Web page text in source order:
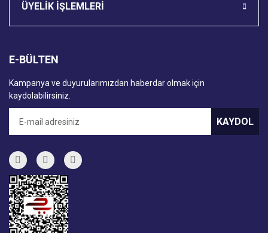
ÜYELİK İŞLEMLERİ
E-BÜLTEN
Kampanya ve duyurularımızdan haberdar olmak için
kaydolabilirsiniz.
KAYDOL